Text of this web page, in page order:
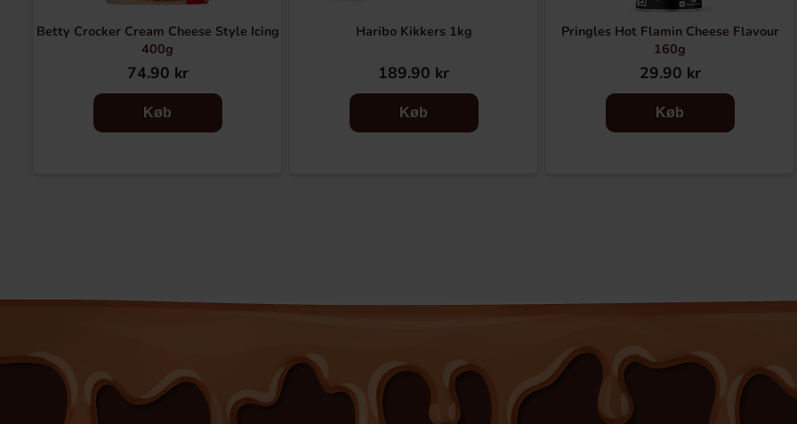
Betty Crocker Cream Cheese Style Icing
400g
74.90 kr
Køb
Haribo Kikkers 1kg
189.90 kr
Køb
Pringles Hot Flamin Cheese Flavour
160g
29.90 kr
Køb